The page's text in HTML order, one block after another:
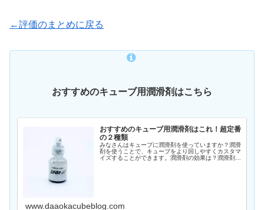
←評価のまとめに戻る
おすすめのキューブ用潤滑剤はこちら
おすすめのキューブ用潤滑剤はこれ！超定番
の２種類
みなさんはキューブに潤滑剤を使っていますか？潤滑
剤を使うことで、キューブをより回しやすくカスタマ
イズすることができます。潤滑剤の効果は？潤滑剤を
www.daaokacubeblog.com